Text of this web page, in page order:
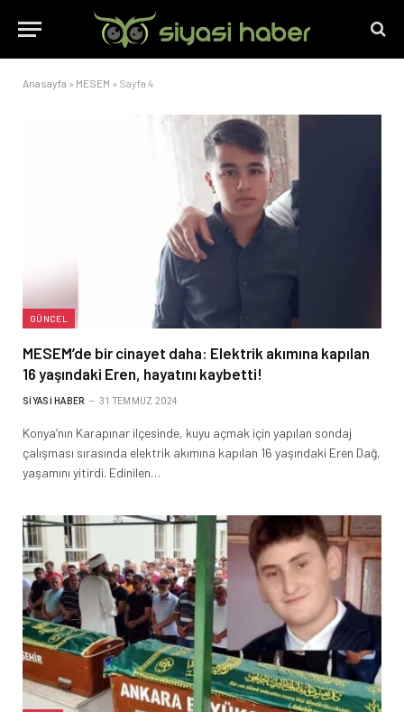
Anasayfa » MESEM » Sayfa 4
GÜNCEL
MESEM’de bir cinayet daha: Elektrik akımına kapılan
16 yaşındaki Eren, hayatını kaybetti!
SIYASI HABER 31 TEMMUZ 2024
Konya’nın Karapınar ilçesinde, kuyu açmak için yapılan sondaj
çalışması sırasında elektrik akımına kapılan 16 yaşındaki Eren Dağ,
yaşamını yitirdi. Edinilen…